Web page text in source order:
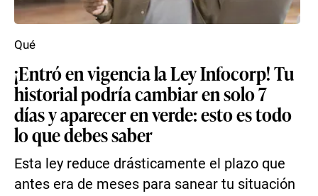
¡Entró en vigencia la Ley Infocorp! Tu
historial podría cambiar en solo 7
días y aparecer en verde: esto es todo
lo que debes saber
Esta ley reduce drásticamente el plazo que
antes era de meses para sanear tu situación
Qué